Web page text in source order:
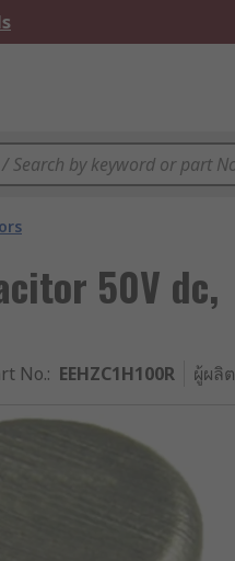
50V dc,
No.: EEHZC1H100R ผู้ผลิต